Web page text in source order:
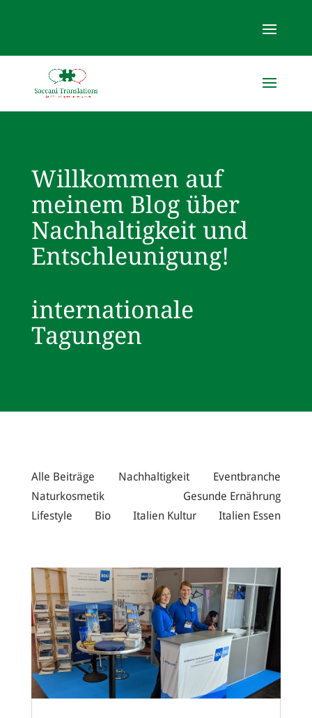
Willkommen auf
meinem Blog über
Nachhaltigkeit und
Entschleunigung!
internationale
Tagungen
Alle Beiträge Nachhaltigkeit
Eventbranche
Naturkosmetik
Gesunde Ernährung
Lifestyle
Bio Italien Kultur Italien Essen